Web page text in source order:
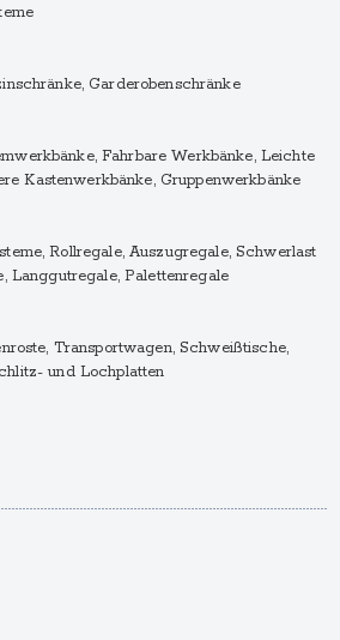
Garderobenschränke
Fahrbare Werkbänke, Leichte
Kastenwerkbänke, Gruppenwerkbänke
Rollregale, Auszugregale, Schwerlast
Langgutregale, Palettenregale
Transportwagen, Schweißtische,
und Lochplatten